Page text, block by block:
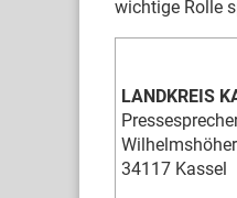
wichtige Rolle
LANDKREIS
34117 Kassel